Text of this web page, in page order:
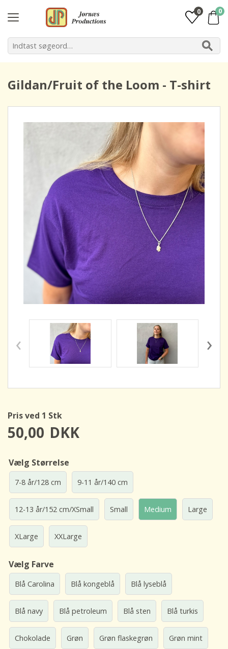
0 0
Gildan/Fruit of the Loom - T-shirt
‹ ›
Pris ved 1 Stk
50,00 DKK
Vælg Størrelse
7-8 år/128 cm 9-11 år/140 cm
12-13 år/152 cm/XSmall Small Medium Large
XLarge XXLarge
Vælg Farve
Blå Carolina Blå kongeblå Blå lyseblå
Blå navy Blå petroleum Blå sten Blå turkis
Chokolade Grøn Grøn flaskegrøn Grøn mint